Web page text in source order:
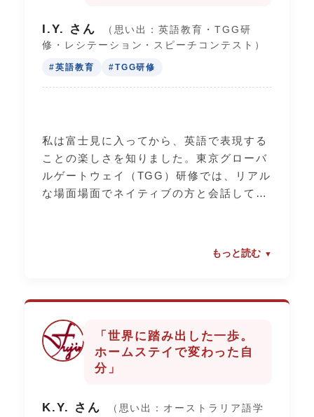
I.Y. さん
（思い出：英語教育・TGG研
修・レシテーション・スピーチコンテスト）
#英語教育 #TGG研修
私は富士見に入ってから、英語で表現する
ことの楽しさを知りました。東京グローバ
ルゲートウェイ（TGG）研修では、リアル
な場面場面でネイティブの方と会話して、
ストに向けて、先生と何度も発音の練習を
んだと気づかせてくれました。
もっと読む
「世界に踏み出した一歩。
ホームステイで変わった自
分」
K.Y. さん
（思い出：オーストラリア語学